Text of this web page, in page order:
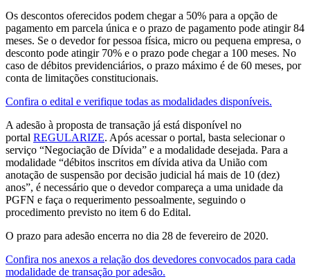
Os descontos oferecidos podem chegar a 50% para a opção de
pagamento em parcela única e o prazo de pagamento pode atingir 84
meses. Se o devedor for pessoa física, micro ou pequena empresa, o
desconto pode atingir 70% e o prazo pode chegar a 100 meses. No
caso de débitos previdenciários, o prazo máximo é de 60 meses, por
conta de limitações constitucionais.
Confira o edital e verifique todas as modalidades disponíveis.
A adesão à proposta de transação já está disponível no
portal REGULARIZE. Após acessar o portal, basta selecionar o
serviço “Negociação de Dívida” e a modalidade desejada. Para a
modalidade “débitos inscritos em dívida ativa da União com
anotação de suspensão por decisão judicial há mais de 10 (dez)
anos”, é necessário que o devedor compareça a uma unidade da
PGFN e faça o requerimento pessoalmente, seguindo o
procedimento previsto no item 6 do Edital.
O prazo para adesão encerra no dia 28 de fevereiro de 2020.
Confira nos anexos a relação dos devedores convocados para cada
modalidade de transação por adesão.